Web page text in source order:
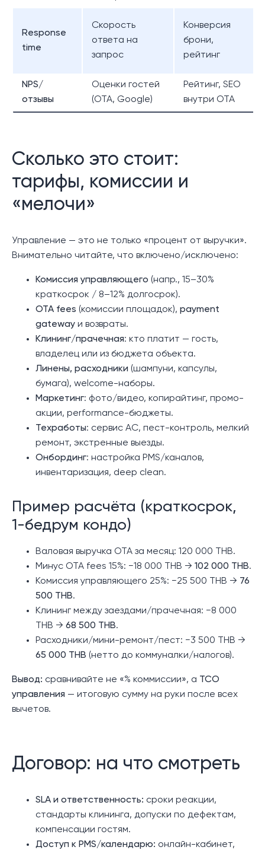
Response
time
Скорость
ответа на
запрос
Конверсия
брони,
рейтинг
NPS/
отзывы
Оценки гостей
(OTA, Google)
Рейтинг, SEO
внутри OTA
Сколько это стоит:
тарифы, комиссии и
«мелочи»
Управление — это не только «процент от выручки».
Внимательно читайте, что включено/исключено:
Комиссия управляющего (напр., 15–30%
краткосрок / 8–12% долгосрок).
OTA fees (комиссии площадок), payment
gateway и возвраты.
Клининг/прачечная: кто платит — гость,
владелец или из бюджета объекта.
Линены, расходники (шампуни, капсулы,
бумага), welcome-наборы.
Маркетинг: фото/видео, копирайтинг, промо-
акции, performance-бюджеты.
Техработы: сервис AC, пест-контроль, мелкий
ремонт, экстренные выезды.
Онбординг: настройка PMS/каналов,
инвентаризация, deep clean.
Пример расчёта (краткосрок,
1-бедрум кондо)
Валовая выручка OTA за месяц: 120 000 THB.
Минус OTA fees 15%: −18 000 THB → 102 000 THB.
Комиссия управляющего 25%: −25 500 THB → 76
500 THB.
Клининг между заездами/прачечная: −8 000
THB → 68 500 THB.
Расходники/мини-ремонт/пест: −3 500 THB →
65 000 THB (нетто до коммуналки/налогов).
Вывод: сравнивайте не «% коммиссии», а TCO
управления — итоговую сумму на руки после всех
вычетов.
Договор: на что смотреть
SLA и ответственность: сроки реакции,
стандарты клининга, допуски по дефектам,
компенсации гостям.
Доступ к PMS/календарю: онлайн-кабинет,